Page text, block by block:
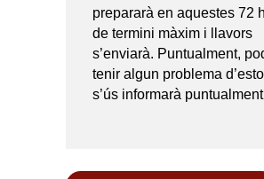
prepararà en aquestes 72
de termini màxim i llavors
s’enviarà. Puntualment,
tenir algun problema
s’ús informarà